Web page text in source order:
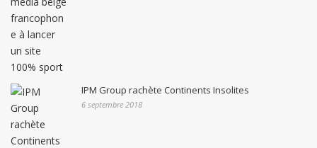
IPM Group rachète Continents Insolites
6 septembre 2018